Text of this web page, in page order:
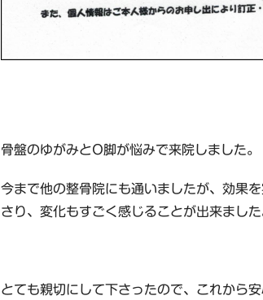
骨盤のゆがみとO脚が悩みで来院しました。
今まで他の整骨院にも通いましたが、効果
さり、変化もすごく感じることが出来ました
とても親切にして下さったので、これから安